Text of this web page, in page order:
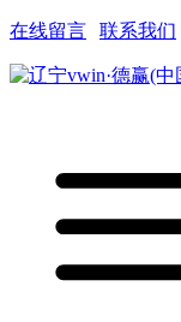
在线留言 联系我们